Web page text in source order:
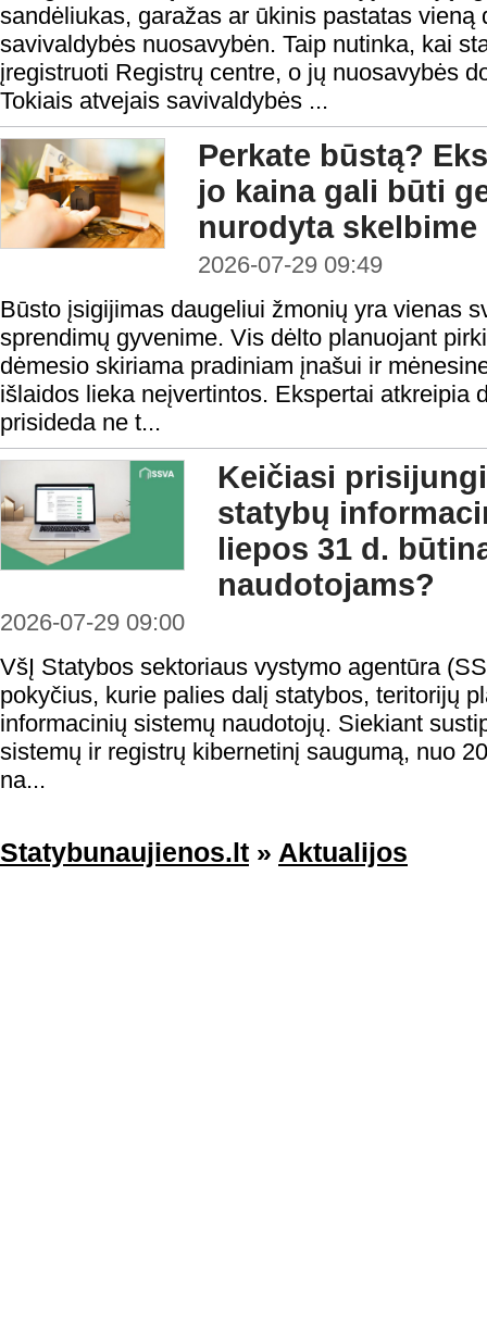
sandėliukas, garažas ar ūkinis pastatas vieną
savivaldybės nuosavybėn. Taip nutinka, kai
įregistruoti Registrų centre, o jų nuosavybės
Tokiais atvejais savivaldybės ...
Perkate būstą?
jo kaina gali būti
nurodyta skelbime
2026-07-29 09:49
Būsto įsigijimas daugeliui žmonių yra vienas
sprendimų gyvenime. Vis dėlto planuojant
dėmesio skiriama pradiniam įnašui ir
išlaidos lieka neįvertintos. Ekspertai atkreipia
prisideda ne t...
Keičiasi
statybų
liepos 31 d.
naudotojams?
2026-07-29 09:00
VšĮ Statybos sektoriaus vystymo agentūra
pokyčius, kurie palies dalį statybos, teritorijų
informacinių sistemų naudotojų. Siekiant
sistemų ir registrų kibernetinį saugumą, nuo
na...
Statybunaujienos.lt » Aktualijos